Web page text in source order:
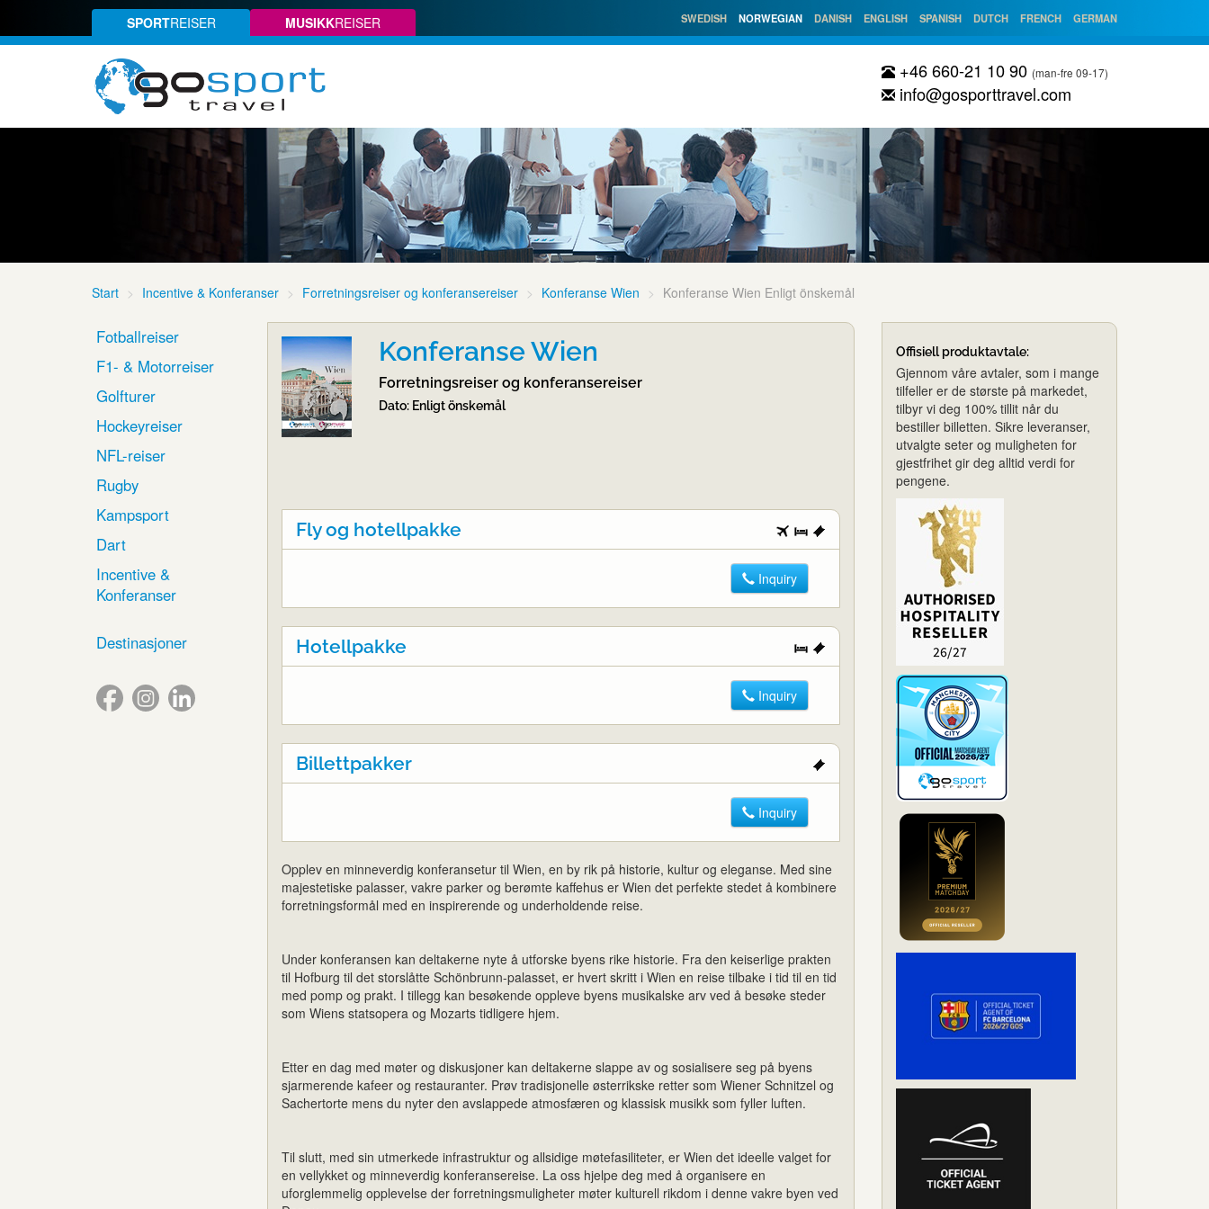
SPORTREISER MUSIKKREISER SWEDISH NORWEGIAN DANISH ENGLISH SPANISH DUTCH FRENCH GERMAN
+46 660-21 10 90 (man-fre 09-17)
info@gosporttravel.com
Start Incentive & Konferanser Forretningsreiser og konferansereiser Konferanse Wien Konferanse Wien Enligt önskemål
Fotballreiser
F1- & Motorreiser
Golfturer
Hockeyreiser
NFL-reiser
Rugby
Kampsport
Dart
Incentive &
Konferanser
Destinasjoner
Konferanse Wien
Forretningsreiser og konferansereiser
Dato: Enligt önskemål
Fly og hotellpakke
Inquiry
Hotellpakke
Inquiry
Billettpakker
Inquiry
Opplev en minneverdig konferansetur til Wien, en by rik på historie, kultur og eleganse. Med sine
majestetiske palasser, vakre parker og berømte kaffehus er Wien det perfekte stedet å kombinere
forretningsformål med en inspirerende og underholdende reise.
Under konferansen kan deltakerne nyte å utforske byens rike historie. Fra den keiserlige prakten
til Hofburg til det storslåtte Schönbrunn-palasset, er hvert skritt i Wien en reise tilbake i tid til en tid
med pomp og prakt. I tillegg kan besøkende oppleve byens musikalske arv ved å besøke steder
som Wiens statsopera og Mozarts tidligere hjem.
Etter en dag med møter og diskusjoner kan deltakerne slappe av og sosialisere seg på byens
sjarmerende kafeer og restauranter. Prøv tradisjonelle østerrikske retter som Wiener Schnitzel og
Sachertorte mens du nyter den avslappede atmosfæren og klassisk musikk som fyller luften.
Til slutt, med sin utmerkede infrastruktur og allsidige møtefasiliteter, er Wien det ideelle valget for
en vellykket og minneverdig konferansereise. La oss hjelpe deg med å organisere en
uforglemmelig opplevelse der forretningsmuligheter møter kulturell rikdom i denne vakre byen ved
Offisiell produktavtale:
Gjennom våre avtaler, som i mange
tilfeller er de største på markedet,
tilbyr vi deg 100% tillit når du
bestiller billetten. Sikre leveranser,
utvalgte seter og muligheten for
gjestfrihet gir deg alltid verdi for
pengene.